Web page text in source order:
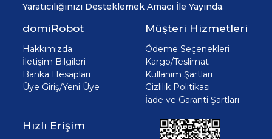
Yaratıcılığınızı Desteklemek Amacı İle Yayında.
domiRobot
Hakkımızda
İletişim Bilgileri
Banka Hesapları
Üye Giriş/Yeni Üye
Müşteri Hizmetleri
Ödeme Seçenekleri
Kargo/Teslimat
Kullanım Şartları
Gizlilik Politikası
İade ve Garanti Şartları
Hızlı Erişim